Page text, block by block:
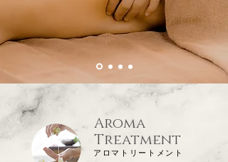
Aroma
Treatment
アロマトリートメント